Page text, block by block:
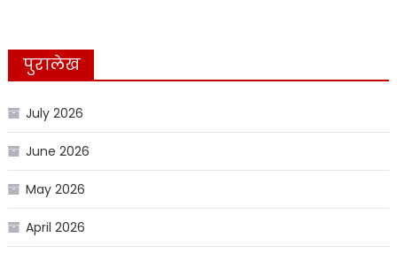
पुरालेख
July 2026
June 2026
May 2026
April 2026